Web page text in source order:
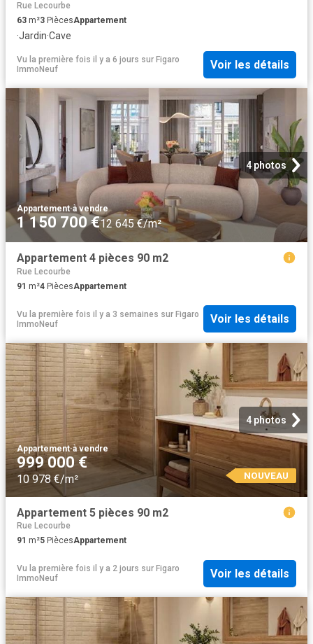
Rue Lecourbe
63 m²3 PiècesAppartement
·Jardin·Cave
Vu la première fois il y a 6 jours sur Figaro
ImmoNeuf
Voir les détails
4 photos
Appartement·à vendre
1 150 700 €12 645 €/m²
Appartement 4 pièces 90 m2
Rue Lecourbe
91 m²4 PiècesAppartement
Vu la première fois il y a 3 semaines sur Figaro
ImmoNeuf
Voir les détails
4 photos
Appartement·à vendre
999 000 €
10 978 €/m² NOUVEAU
Appartement 5 pièces 90 m2
Rue Lecourbe
91 m²5 PiècesAppartement
Vu la première fois il y a 2 jours sur Figaro
ImmoNeuf
Voir les détails